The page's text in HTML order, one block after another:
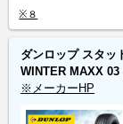
※８
ダンロップ スタッ
WINTER MAXX 03
※メーカーHP